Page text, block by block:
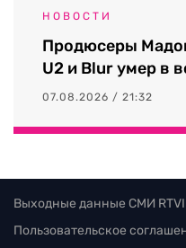
НОВОСТИ
Продюсеры
U2 и Blur умер в
07.08.2026 / 21:32
Выходные данные СМИ RTVI
Пользовательское